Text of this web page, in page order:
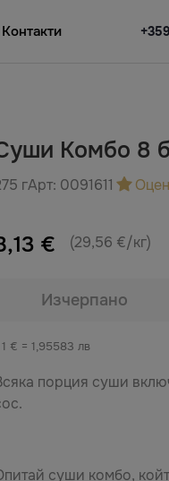
Контакти
Комбо 8
гАрт: 0091611
€ (29,56 €/кг)
Изчерпано
1 € = 1,95583 лв
порция суши
суши комбо,